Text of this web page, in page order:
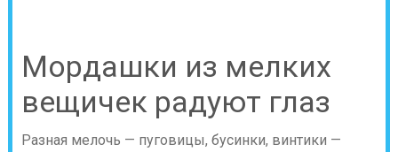
Мордашки из мелких
вещичек радуют глаз
Разная мелочь — пуговицы, бусинки, винтики —